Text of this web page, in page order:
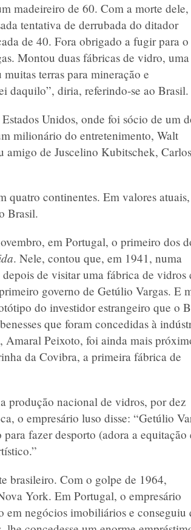
madeireiro de 60. Com a morte
tentativa de derrubada do ditador
de 40. Fora obrigado a fugir para o
Montou duas fábricas de vidro,
terras para mineração e
daquilo”, diria, referindo-se ao Brasil.
Unidos, onde foi sócio de um
milionário do entretenimento, Walt
de Juscelino Kubitschek, Carlos
quatro continentes. Em valores
Brasil.
em Portugal, o primeiro dos
. Nele, contou que, em 1941, numa
de visitar uma fábrica de vidros
governo de Getúlio Vargas. E
do investidor estrangeiro que o
que foram concedidas à
Peixoto, foi ainda mais
da Covibra, a primeira fábrica de
produção nacional de vidros, por dez
o empresário luso disse: “Getúlio
fazer desporto (adora a equitação
brasileiro. Com o golpe de 1964,
York. Em Portugal, o empresário
em negócios imobiliários e conseguiu